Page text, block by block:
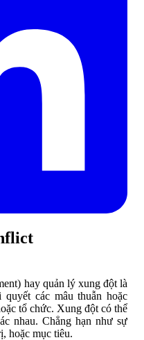
hay quản lý xung đột là
các mâu thuẫn hoặc
tổ chức. Xung đột có thể
nhau. Chẳng hạn như sự
hoặc mục tiêu.